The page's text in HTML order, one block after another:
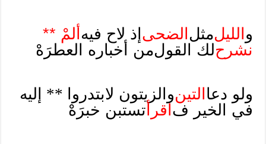
و الليلمثل الضحى إذ لاح فيه ألمْ **
نشرحلك القولمن أخباره العطرَهْ
ولو دعا التينوالزيتون لابتدروا ** إليه
في الخير ف اقرأ تستبن خبرَهْ